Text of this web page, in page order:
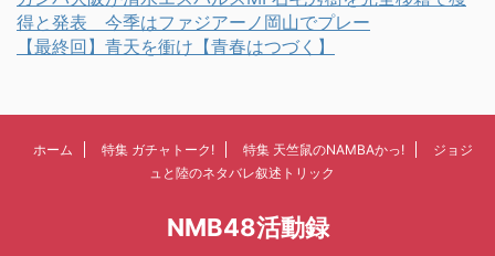
得と発表 今季はファジアーノ岡山でプレー
【最終回】青天を衝け【青春はつづく】
ホーム 特集 ガチャトーク! 特集 天竺鼠のNAMBAかっ!
ジョジ
ュと陸のネタバレ叙述トリック
NMB48活動録